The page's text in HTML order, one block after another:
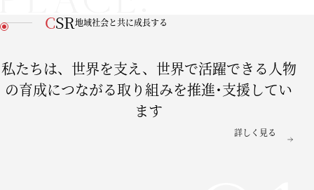
CSR地域社会と共に成長する
私たちは、世界を支え、世界で活躍できる人物
の育成につながる取り組みを推進･支援してい
ます
詳しく見る